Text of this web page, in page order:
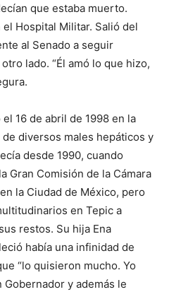
que estaba muerto.
Hospital Militar. Salió del
al Senado a seguir
lado. “Él amó lo que hizo,
16 de abril de 1998 en la
diversos males hepáticos y
desde 1990, cuando
Gran Comisión de la Cámara
la Ciudad de México, pero
en Tepic a
restos. Su hija Ena
había una infinidad de
“lo quisieron mucho. Yo
y además le